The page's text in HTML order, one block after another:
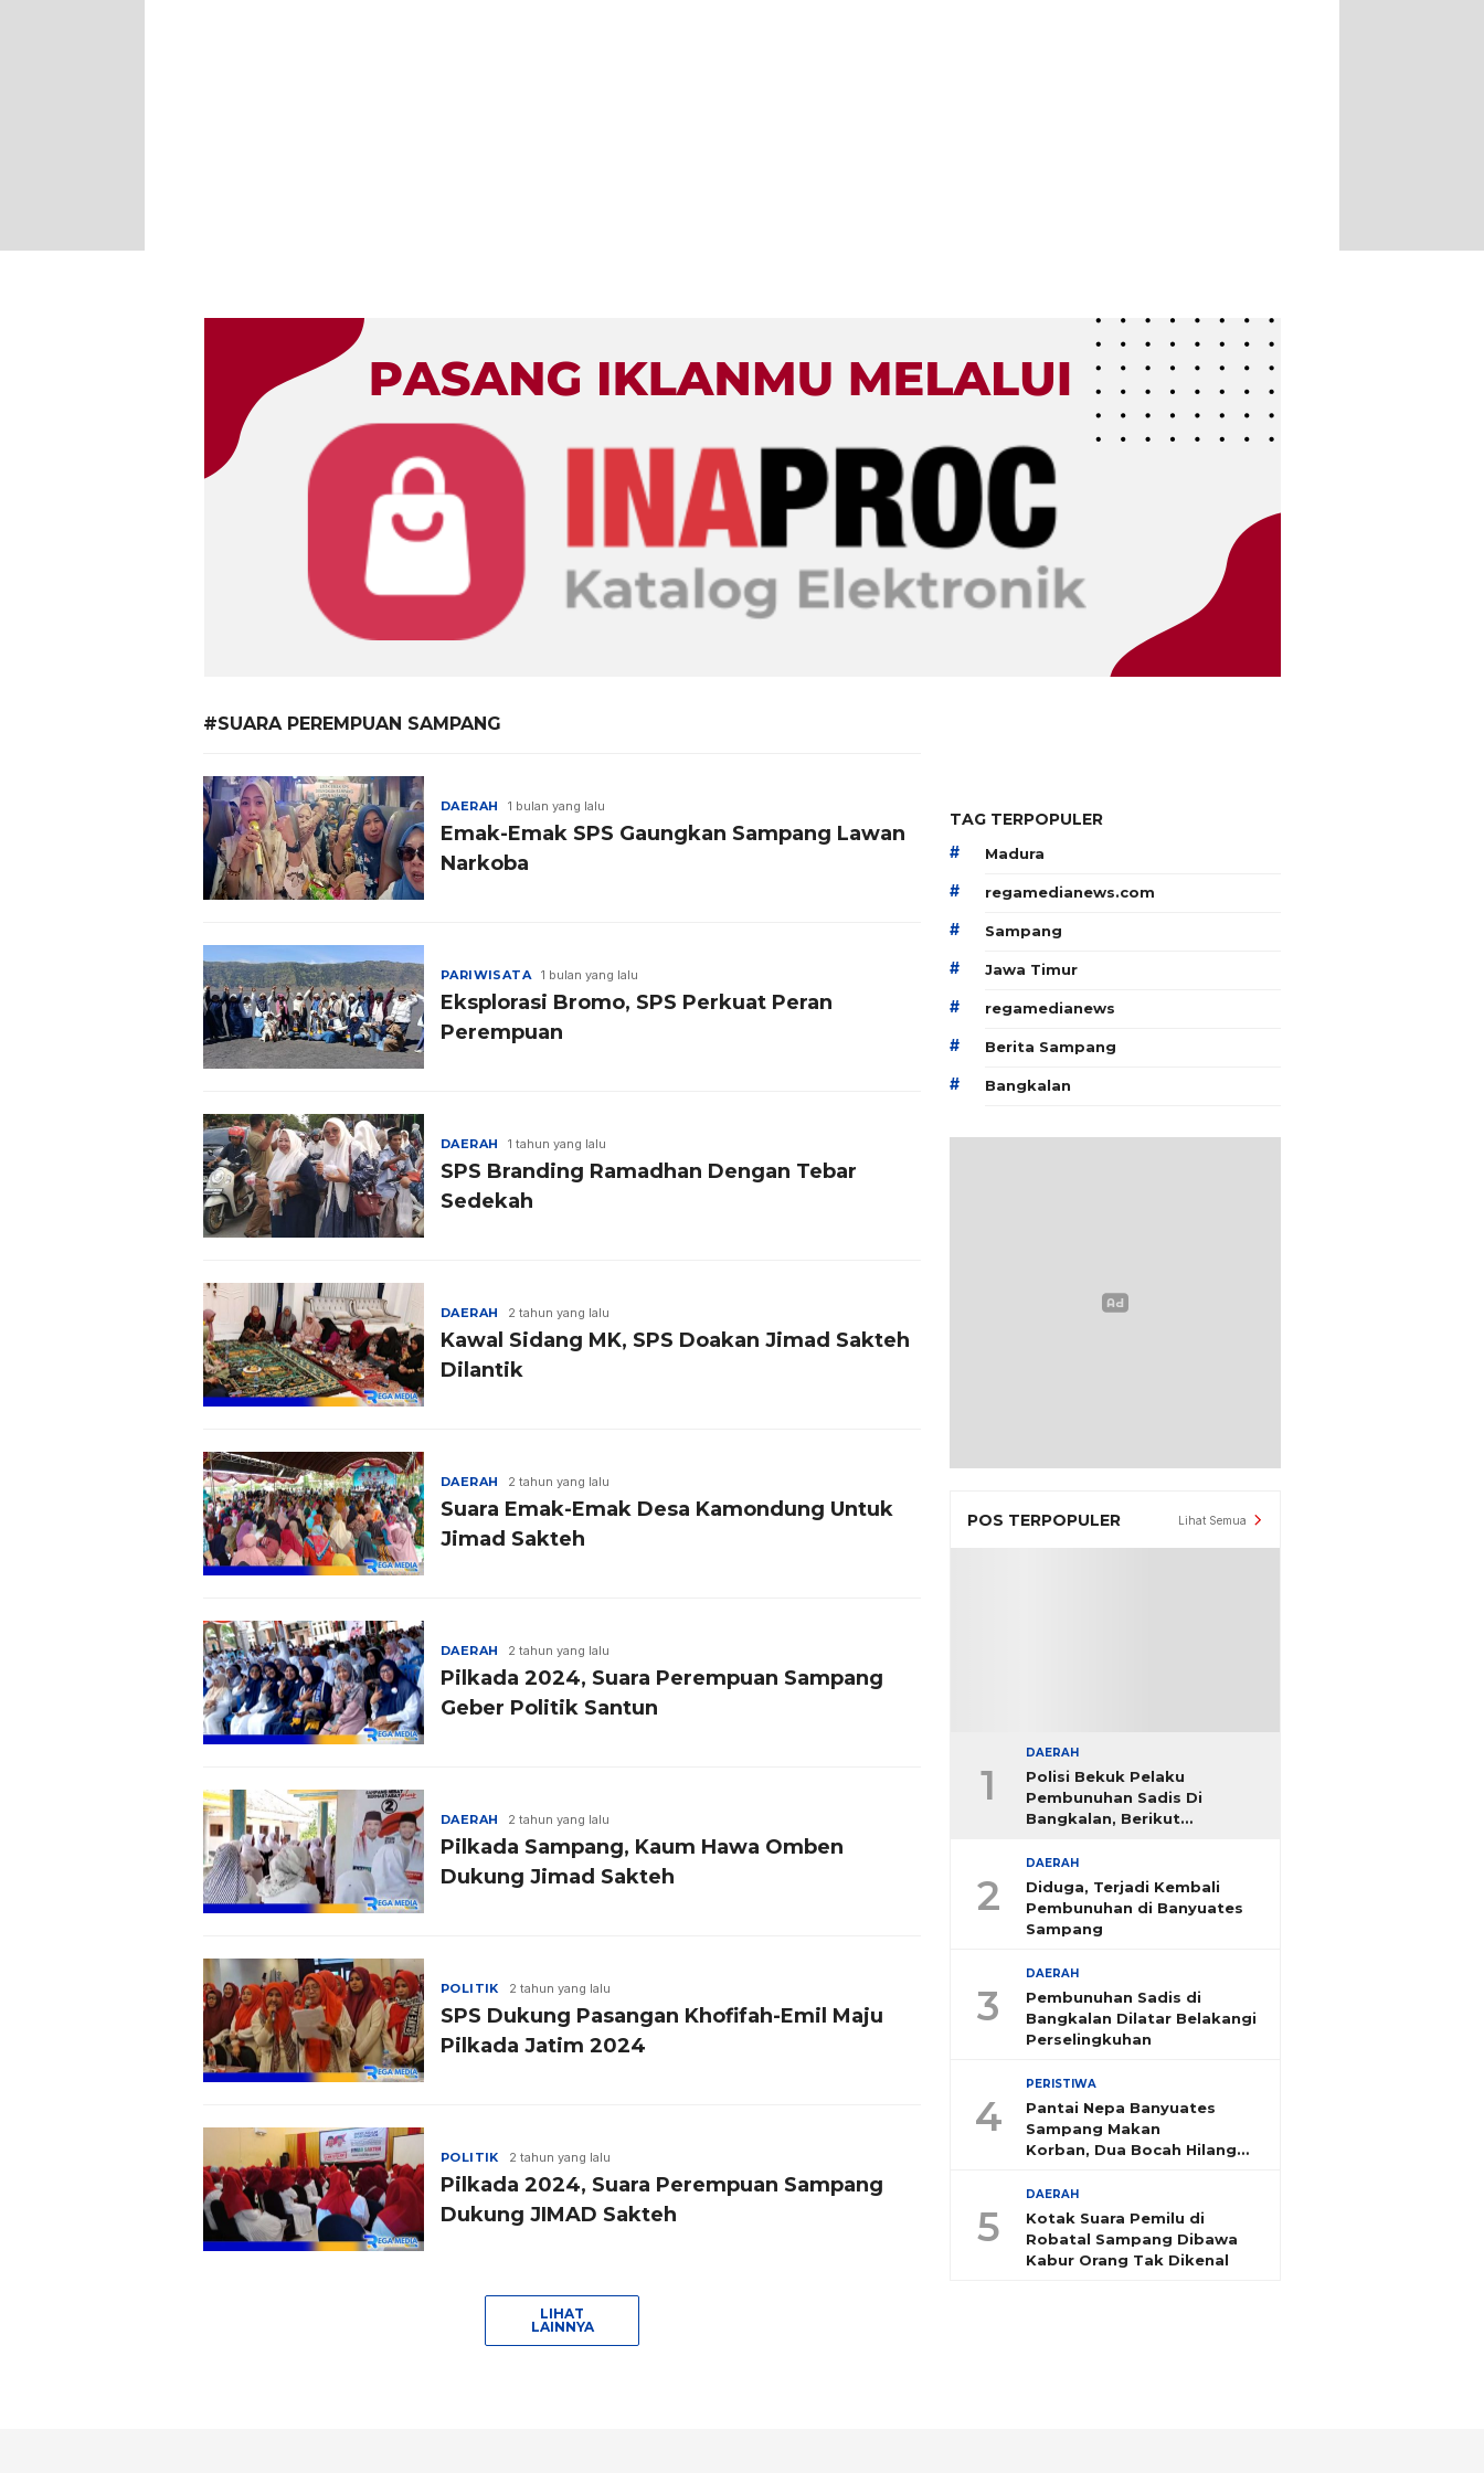
#SUARA PEREMPUAN SAMPANG
DAERAH 1 bulan yang lalu
Emak-Emak SPS Gaungkan Sampang Lawan
Narkoba
PARIWISATA 1 bulan yang lalu
Eksplorasi Bromo, SPS Perkuat Peran
Perempuan
DAERAH 1 tahun yang lalu
SPS Branding Ramadhan Dengan Tebar
Sedekah
DAERAH 2 tahun yang lalu
Kawal Sidang MK, SPS Doakan Jimad Sakteh
Dilantik
DAERAH 2 tahun yang lalu
Suara Emak-Emak Desa Kamondung Untuk
Jimad Sakteh
DAERAH 2 tahun yang lalu
Pilkada 2024, Suara Perempuan Sampang
Geber Politik Santun
DAERAH 2 tahun yang lalu
Pilkada Sampang, Kaum Hawa Omben
Dukung Jimad Sakteh
POLITIK 2 tahun yang lalu
SPS Dukung Pasangan Khofifah-Emil Maju
Pilkada Jatim 2024
POLITIK 2 tahun yang lalu
Pilkada 2024, Suara Perempuan Sampang
Dukung JIMAD Sakteh
LIHAT
LAINNYA
TAG TERPOPULER
# Madura
# regamedianews.com
# Sampang
# Jawa Timur
# regamedianews
# Berita Sampang
# Bangkalan
POS TERPOPULER Lihat Semua
1
DAERAH
Polisi Bekuk Pelaku
Pembunuhan Sadis Di
Bangkalan, Berikut
2
DAERAH
Diduga, Terjadi Kembali
Pembunuhan di Banyuates
Sampang
3
DAERAH
Pembunuhan Sadis di
Bangkalan Dilatar Belakangi
Perselingkuhan
4
PERISTIWA
Pantai Nepa Banyuates
Sampang Makan
Korban, Dua Bocah Hilang
5
DAERAH
Kotak Suara Pemilu di
Robatal Sampang Dibawa
Kabur Orang Tak Dikenal